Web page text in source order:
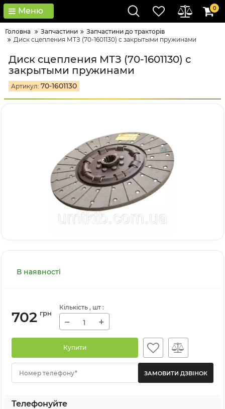
Меню 0
Головна Запчастини
Запчастини до тракторів
Диск сцепления МТЗ (70-1601130) с закрытыми пружинами
Диск сцепления МТЗ (70-1601130) с
закрытыми пружинами
Артикул: 70-1601130
В наявності
702 грн
Кількість , шт :
− +
Купити
Номер телефону*
Телефонуйте